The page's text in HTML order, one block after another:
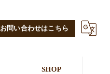
お問い合わせはこちら
SHOP